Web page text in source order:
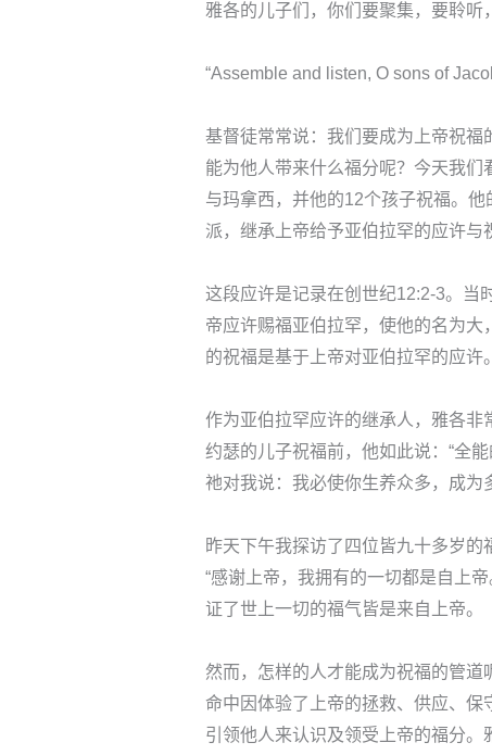
雅各的儿子们，你们要聚集，要聆听
“Assemble and listen, O sons of
基督徒常常说：我们要成为上帝祝福
能为他人带来什么福分呢？今天我
与玛拿西，并他的12个孩子祝福。
派，继承上帝给予亚伯拉罕的应许与
这段应许是记录在创世纪12:2-3。当
帝应许赐福亚伯拉罕，使他的名为
的祝福是基于上帝对亚伯拉罕的应许。
作为亚伯拉罕应许的继承人，雅各
约瑟的儿子祝福前，他如此说：“全
祂对我说：我必使你生养众多，成为
昨天下午我探访了四位皆九十多岁的
“感谢上帝，我拥有的一切都是自上
证了世上一切的福气皆是来自上帝。
然而，怎样的人才能成为祝福的管
命中因体验了上帝的拯救、供应、
引领他人来认识及领受上帝的福分